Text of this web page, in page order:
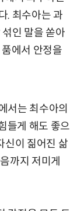
. 최수아는 과
인 말을 쏟아
에서 안정을
서는 최수아의
들게 해도 좋으
신이 짊어진 삶
까지 저미게